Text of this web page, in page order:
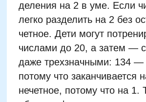
Сортировка игрушек по парам
Игра «Кто остался лишним?»
Игровые способы
изучения четных и
нечетных чисел дома